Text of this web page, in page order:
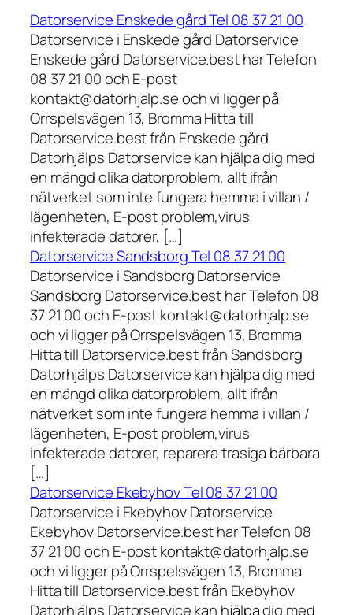
Datorservice Enskede gård Tel 08 37 21 00
Datorservice i Enskede gård Datorservice
Enskede gård Datorservice.best har Telefon
08 37 21 00 och E-post
kontakt@datorhjalp.se och vi ligger på
Orrspelsvägen 13, Bromma Hitta till
Datorservice.best från Enskede gård
Datorhjälps Datorservice kan hjälpa dig med
en mängd olika datorproblem, allt ifrån
nätverket som inte fungera hemma i villan /
lägenheten, E-post problem,virus
infekterade datorer, […]
Datorservice Sandsborg Tel 08 37 21 00
Datorservice i Sandsborg Datorservice
Sandsborg Datorservice.best har Telefon 08
37 21 00 och E-post kontakt@datorhjalp.se
och vi ligger på Orrspelsvägen 13, Bromma
Hitta till Datorservice.best från Sandsborg
Datorhjälps Datorservice kan hjälpa dig med
en mängd olika datorproblem, allt ifrån
nätverket som inte fungera hemma i villan /
lägenheten, E-post problem,virus
infekterade datorer, reparera trasiga bärbara
[…]
Datorservice Ekebyhov Tel 08 37 21 00
Datorservice i Ekebyhov Datorservice
Ekebyhov Datorservice.best har Telefon 08
37 21 00 och E-post kontakt@datorhjalp.se
och vi ligger på Orrspelsvägen 13, Bromma
Hitta till Datorservice.best från Ekebyhov
Datorhjälps Datorservice kan hjälpa dig med